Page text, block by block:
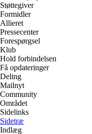
Støttegiver
Formidler
Allieret
Pressecenter
Forespørgsel
Klub
Hold forbindelsen
Få opdateringer
Deling
Mailnyt
Community
Området
Sidelinks
Sidetræ
Indlæg